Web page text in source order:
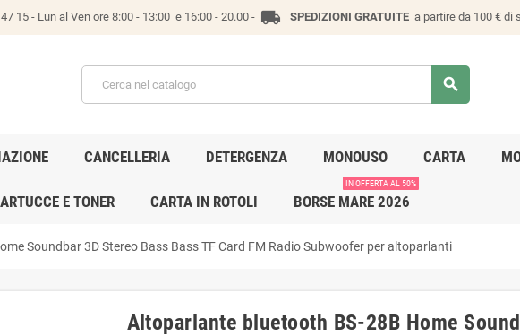
15 - Lun al Ven ore 8:00 - 13:00 e 16:00 - 20.00 - local_shipping SPEDIZIONI GRATUITE a partire da 100 € di
search
CANCELLERIA DETERGENZA MONOUSO CARTA
E TONER CARTA IN ROTOLI BORSE MARE 2026
IN OFFERTA AL 50%
Soundbar 3D Stereo Bass Bass TF Card FM Radio Subwoofer per altoparlanti
Altoparlante bluetooth BS-28B Home